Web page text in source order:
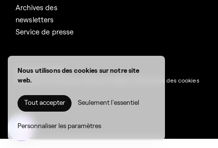
Rechercher :
Archives des
newsletters
Service de presse
© BeLEARN 2026
Protection des données
Paramètres des cookies
Nous utilisons des cookies sur notre site
web.
Tout accepter Seulement l'essentiel
Personnaliser les paramètres